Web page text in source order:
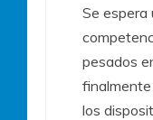
Se espera
pesados
finalmente
los